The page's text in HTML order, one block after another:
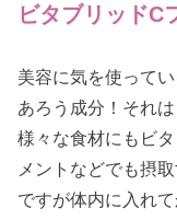
ビタブリッドC
美容に気を使って
あろう成分！それは
様々な食材にもビ
メントなどでも摂
ですが体内に入れ